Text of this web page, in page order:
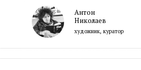
Антон
Николаев
художник, куратор